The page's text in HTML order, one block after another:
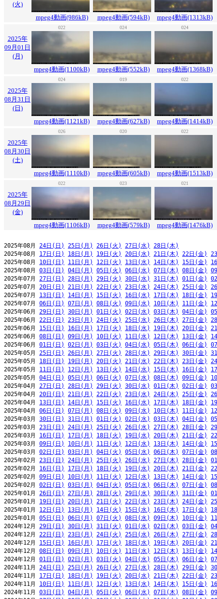
(火)
mpeg4動画(986kB)
mpeg4動画(594kB) mpeg4動画(1313kB)
022 024 024
2025年
09月01日
(月)
mpeg4動画(1100kB)
mpeg4動画(552kB) mpeg4動画(1368kB)
024 019 022
2025年
08月31日
(日)
mpeg4動画(1121kB)
mpeg4動画(627kB) mpeg4動画(1414kB)
026 020 022
2025年
08月30日
(土)
mpeg4動画(1110kB)
mpeg4動画(605kB) mpeg4動画(1513kB)
022 023 021
2025年
08月29日
(金)
mpeg4動画(1106kB)
mpeg4動画(579kB) mpeg4動画(1476kB)
2025年08月 24日(日) 25日(月) 26日(火) 27日(水)
28日(木)
2025年08月 17日(日) 18日(月) 19日(火) 20日(水) 21日(木) 22日(金)
2025年08月 10日(日) 11日(月) 12日(火) 13日(水) 14日(木) 15日(金)
2025年08月 03日(日) 04日(月) 05日(火) 06日(水) 07日(木) 08日(金)
2025年07月 27日(日) 28日(月) 29日(火) 30日(水) 31日(木) 01日(金)
2025年07月 20日(日) 21日(月) 22日(火) 23日(水) 24日(木) 25日(金)
2025年07月 13日(日) 14日(月) 15日(火) 16日(水) 17日(木) 18日(金)
2025年07月 06日(日) 07日(月) 08日(火) 09日(水) 10日(木) 11日(金)
2025年06月 29日(日) 30日(月) 01日(火) 02日(水) 03日(木) 04日(金)
2025年06月 22日(日) 23日(月) 24日(火) 25日(水) 26日(木) 27日(金)
2025年06月 15日(日) 16日(月) 17日(火) 18日(水) 19日(木) 20日(金)
2025年06月 08日(日) 09日(月) 10日(火) 11日(水) 12日(木) 13日(金)
2025年06月 01日(日) 02日(月) 03日(火) 04日(水) 05日(木) 06日(金)
2025年05月 25日(日) 26日(月) 27日(火) 28日(水) 29日(木) 30日(金)
2025年05月 18日(日) 19日(月) 20日(火) 21日(水) 22日(木) 23日(金)
2025年05月 11日(日) 12日(月) 13日(火) 14日(水) 15日(木) 16日(金)
2025年05月 04日(日) 05日(月) 06日(火) 07日(水) 08日(木) 09日(金)
2025年04月 27日(日) 28日(月) 29日(火) 30日(水) 01日(木) 02日(金)
2025年04月 20日(日) 21日(月) 22日(火) 23日(水) 24日(木) 25日(金)
2025年04月 13日(日) 14日(月) 15日(火) 16日(水) 17日(木) 18日(金)
2025年04月 06日(日) 07日(月) 08日(火) 09日(水) 10日(木) 11日(金)
2025年03月 30日(日) 31日(月) 01日(火) 02日(水) 03日(木) 04日(金)
2025年03月 23日(日) 24日(月) 25日(火) 26日(水) 27日(木) 28日(金)
2025年03月 16日(日) 17日(月) 18日(火) 19日(水) 20日(木) 21日(金)
2025年03月 09日(日) 10日(月) 11日(火) 12日(水) 13日(木) 14日(金)
2025年03月 02日(日) 03日(月) 04日(火) 05日(水) 06日(木) 07日(金)
2025年02月 23日(日) 24日(月) 25日(火) 26日(水) 27日(木) 28日(金)
2025年02月 16日(日) 17日(月) 18日(火) 19日(水) 20日(木) 21日(金)
2025年02月 09日(日) 10日(月) 11日(火) 12日(水) 13日(木) 14日(金)
2025年02月 02日(日) 03日(月) 04日(火) 05日(水) 06日(木) 07日(金)
2025年01月 26日(日) 27日(月) 28日(火) 29日(水) 30日(木) 31日(金)
2025年01月 19日(日) 20日(月) 21日(火) 22日(水) 23日(木) 24日(金)
2025年01月 12日(日) 13日(月) 14日(火) 15日(水) 16日(木) 17日(金)
2025年01月 05日(日) 06日(月) 07日(火) 08日(水) 09日(木) 10日(金)
2024年12月 29日(日) 30日(月) 31日(火) 01日(水) 02日(木) 03日(金)
2024年12月 22日(日) 23日(月) 24日(火) 25日(水) 26日(木) 27日(金)
2024年12月 15日(日) 16日(月) 17日(火) 18日(水) 19日(木) 20日(金)
2024年12月 08日(日) 09日(月) 10日(火) 11日(水) 12日(木) 13日(金)
2024年12月 01日(日) 02日(月) 03日(火) 04日(水) 05日(木) 06日(金)
2024年11月 24日(日) 25日(月) 26日(火) 27日(水) 28日(木) 29日(金)
2024年11月 17日(日) 18日(月) 19日(火) 20日(水) 21日(木) 22日(金)
2024年11月 10日(日) 11日(月) 12日(火) 13日(水) 14日(木) 15日(金)
2024年11月 03日(日) 04日(月) 05日(火) 06日(水) 07日(木) 08日(金)